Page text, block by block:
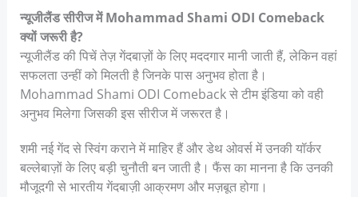
न्यूजीलैंड सीरीज में Mohammad Shami ODI Comeback
क्यों जरूरी है?
न्यूजीलैंड की पिचें तेज़ गेंदबाज़ों के लिए मददगार मानी जाती हैं, लेकिन वहां
सफलता उन्हीं को मिलती है जिनके पास अनुभव होता है।
Mohammad Shami ODI Comeback से टीम इंडिया को वही
अनुभव मिलेगा जिसकी इस सीरीज में जरूरत है।
शमी नई गेंद से स्विंग कराने में माहिर हैं और डेथ ओवर्स में उनकी यॉर्कर
बल्लेबाज़ों के लिए बड़ी चुनौती बन जाती है। फैंस का मानना है कि उनकी
मौजूदगी से भारतीय गेंदबाज़ी आक्रमण और मज़बूत होगा।